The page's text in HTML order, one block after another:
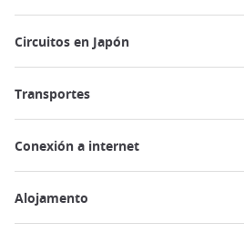
Circuitos en Japón
Transportes
Conexión a internet
Alojamento